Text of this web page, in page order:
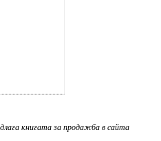
книгата за продажба в сайта